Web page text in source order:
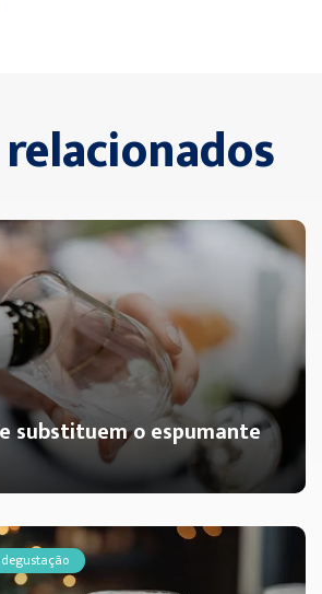
substituem o espumante
degustação